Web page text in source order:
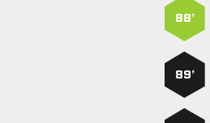
88’
89’